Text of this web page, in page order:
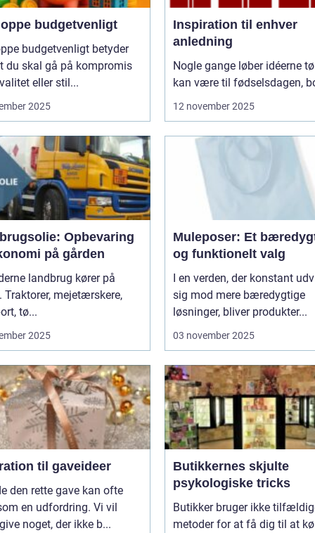
budgetvenligt
budgetvenligt betyder
du skal gå på kompromis
eller stil...
2025
Inspiration til enhver
anledning
Nogle gange løber idéerne
kan være til fødselsdagen,
12 november 2025
Opbevaring
på gården
landbrug kører på
Traktorer, mejetærskere,
tø...
2025
Muleposer: Et
og funktionelt valg
I en verden, der konstant
sig mod mere bæredygtige
løsninger, bliver produkter...
03 november 2025
til gaveideer
den rette gave kan ofte
en udfordring. Vi vil
noget, der ikke b...
Butikkernes skjulte
psykologiske tricks
Butikker bruger ikke
metoder for at få dig til at